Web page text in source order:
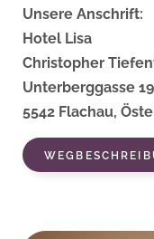
Unsere Anschrift:
Hotel Lisa
Christopher
Unterberggasse
5542 Flachau,